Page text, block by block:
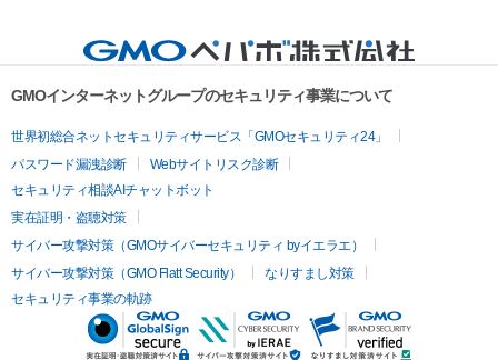
GMOインターネットグループのセキュリティ事業について
世界初総合ネットセキュリティサービス「GMOセキュリティ24」
パスワード漏洩診断
Webサイトリスク診断
セキュリティ相談AIチャットボット
実在証明・盗聴対策
サイバー攻撃対策（GMOサイバーセキュリティ byイエラエ）
サイバー攻撃対策（GMO Flatt Security）
なりすまし対策
セキュリティ事業の軌跡